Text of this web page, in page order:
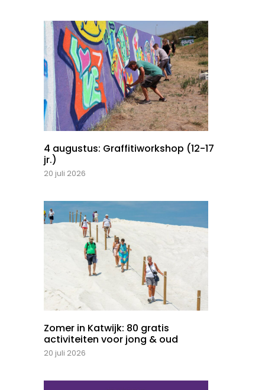
4 augustus: Graffitiworkshop (12-17
jr.)
20 juli 2026
Zomer in Katwijk: 80 gratis
activiteiten voor jong & oud
20 juli 2026